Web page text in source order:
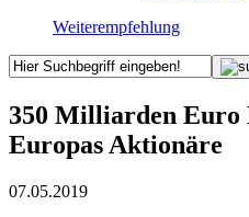
Weiterempfehlung
350 Milliarden Euro
Europas Aktionäre
07.05.2019